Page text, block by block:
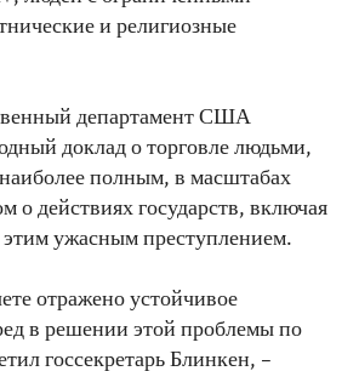
и религиозные
департамент США
доклад о торговле людьми,
полным, в масштабах
о действиях государств, включая
ужасным преступлением.
отражено устойчивое
в решении этой проблемы по
госсекретарь Блинкен, –